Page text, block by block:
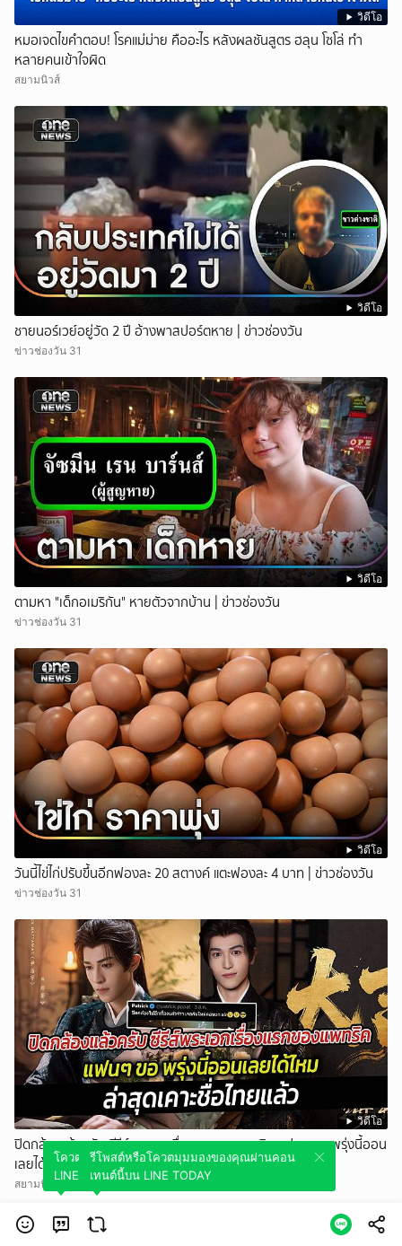
วิดีโอ
หมอเจดไขคำตอบ! โรคแม่ม่าย คืออะไร หลังผลชันสูตร ฮลุน โซโล่ ทำ
หลายคนเข้าใจผิด
สยามนิวส์
วิดีโอ
ชายนอร์เวย์อยู่วัด 2 ปี อ้างพาสปอร์ตหาย | ข่าวช่องวัน
ข่าวช่องวัน 31
วิดีโอ
ตามหา "เด็กอเมริกัน" หายตัวจากบ้าน | ข่าวช่องวัน
ข่าวช่องวัน 31
วิดีโอ
วันนี้ไข่ไก่ปรับขึ้นอีกฟองละ 20 สตางค์ แตะฟองละ 4 บาท | ข่าวช่องวัน
ข่าวช่องวัน 31
วิดีโอ
ปิดกล้องแล้วครับ ซีรีส์พระเอกเรื่องแรกของแพทริค แฟนๆ ขอ พรุ่งนี้ออน
เลยได้ไหม ล่าสุดเคาะชื่อไทยแล้ว
สยามนิวส์
โควตมุมมองของคุณผ่านคอนเทนต์นี้บน
LINE TODAY
รีโพสต์หรือโควตมุมมองของคุณผ่านคอน
เทนต์นี้บน LINE TODAY